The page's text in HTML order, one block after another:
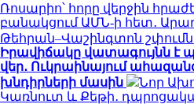
Ռոսարիո՝ հորը վերջին
բանակցում ԱՄՆ-ի հետ․
Թեհրան–Վաշինգտոն
Իրավիճակը վատագույնն է
վեր․ Ուկրաինայում
խնդիրների մասին
Նոր
Կառնուտ և Քեթի․